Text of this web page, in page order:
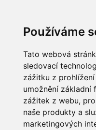
Používáme
Tato webová
sledovací
zážitku z
umožnění základní
zážitek z webu,
naše produkty a
marketingových